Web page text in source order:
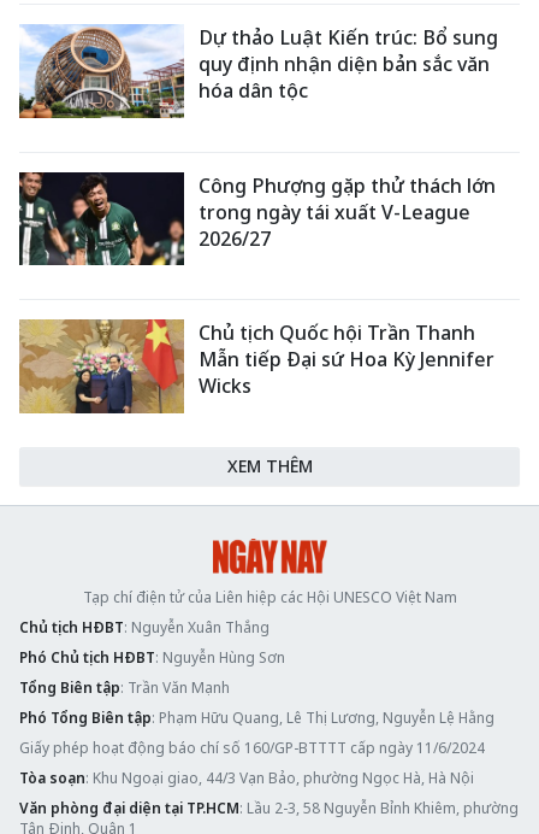
Dự thảo Luật Kiến trúc: Bổ sung
quy định nhận diện bản sắc văn
hóa dân tộc
Công Phượng gặp thử thách lớn
trong ngày tái xuất V-League
2026/27
Chủ tịch Quốc hội Trần Thanh
Mẫn tiếp Đại sứ Hoa Kỳ Jennifer
Wicks
XEM THÊM
Tạp chí điện tử của Liên hiệp các Hội UNESCO Việt Nam
Chủ tịch HĐBT: Nguyễn Xuân Thắng
Phó Chủ tịch HĐBT: Nguyễn Hùng Sơn
Tổng Biên tập: Trần Văn Mạnh
Phó Tổng Biên tập: Phạm Hữu Quang, Lê Thị Lương, Nguyễn Lệ Hằng
Giấy phép hoạt động báo chí số 160/GP-BTTTT cấp ngày 11/6/2024
Tòa soạn: Khu Ngoại giao, 44/3 Vạn Bảo, phường Ngọc Hà, Hà Nội
Văn phòng đại diện tại TP.HCM: Lầu 2-3, 58 Nguyễn Bỉnh Khiêm, phường
Tân Định, Quận 1